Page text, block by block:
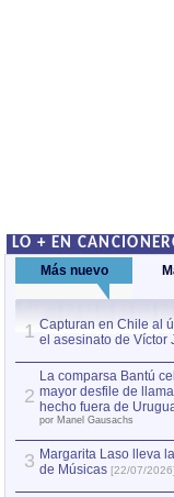
LO + EN
Más nuevo
1 Capturan en Chile al
el asesinato de Víctor
2
La comparsa Bantú
mayor desfile de
hecho fuera de
por Manel Gausachs
3 Margarita Laso lleva
de Músicas [22/07/2026]